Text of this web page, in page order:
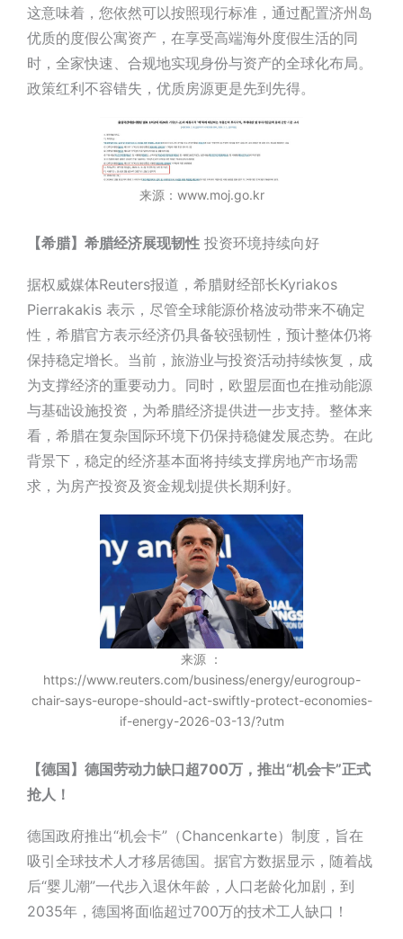
这意味着，您依然可以按照现行标准，通过配置济州岛
优质的度假公寓资产，在享受高端海外度假生活的同
时，全家快速、合规地实现身份与资产的全球化布局。
政策红利不容错失，优质房源更是先到先得。
来源：www.moj.go.kr
【希腊】希腊经济展现韧性 投资环境持续向好
据权威媒体Reuters报道，希腊财经部长Kyriakos
Pierrakakis 表示，尽管全球能源价格波动带来不确定
性，希腊官方表示经济仍具备较强韧性，预计整体仍将
保持稳定增长。当前，旅游业与投资活动持续恢复，成
为支撑经济的重要动力。同时，欧盟层面也在推动能源
与基础设施投资，为希腊经济提供进一步支持。整体来
看，希腊在复杂国际环境下仍保持稳健发展态势。在此
背景下，稳定的经济基本面将持续支撑房地产市场需
求，为房产投资及资金规划提供长期利好。
来源 ：
https://www.reuters.com/business/energy/eurogroup-
chair-says-europe-should-act-swiftly-protect-economies-
if-energy-2026-03-13/?utm
【德国】德国劳动力缺口超700万，推出“机会卡”正式
抢人！
德国政府推出“机会卡”（Chancenkarte）制度，旨在
吸引全球技术人才移居德国。据官方数据显示，随着战
后“婴儿潮”一代步入退休年龄，人口老龄化加剧，到
2035年，德国将面临超过700万的技术工人缺口！